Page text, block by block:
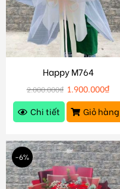
Happy M764
2.000.000₫ 1.900.000₫
Chi tiết
Giỏ hàng
-6%